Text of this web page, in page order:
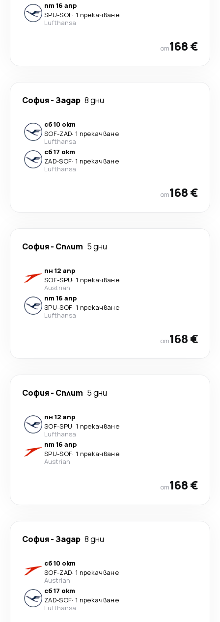
пт 16 апр
SPU-SOF· 1 прекачване
Lufthansa
от168 €
София-Задар 8 дни
сб 10 окт
SOF-ZAD· 1 прекачване
Lufthansa
сб 17 окт
ZAD-SOF· 1 прекачване
Lufthansa
от168 €
София- Сплит 5 дни
пн 12 апр
SOF-SPU· 1 прекачване
Austrian
пт 16 апр
SPU-SOF· 1 прекачване
Lufthansa
от168 €
София- Сплит 5 дни
пн 12 апр
SOF-SPU· 1 прекачване
Lufthansa
пт 16 апр
SPU-SOF· 1 прекачване
Austrian
от168 €
София-Задар 8 дни
сб 10 окт
SOF-ZAD· 1 прекачване
Austrian
сб 17 окт
ZAD-SOF· 1 прекачване
Lufthansa